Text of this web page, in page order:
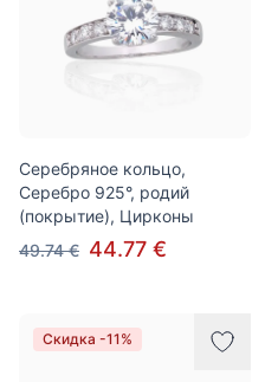
Серебряное кольцо,
Серебро 925°, родий
(покрытие), Цирконы
49.74 € 44.77 €
Скидка -11%